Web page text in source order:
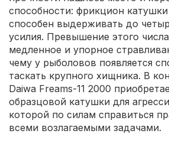
способности: фрикцион катушки
способен выдерживать до
усилия. Превышение этого
медленное и упорное
чему у рыболовов появляется
таскать крупного хищника. В
Daiwa Freams-11 2000
образцовой катушки для
которой по силам справиться
всеми возлагаемыми задачами.